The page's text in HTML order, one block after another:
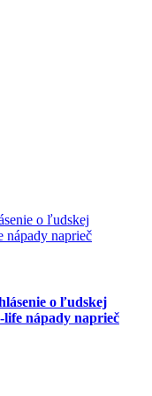
o ľudskej
nápady naprieč
o ľudskej
nápady naprieč